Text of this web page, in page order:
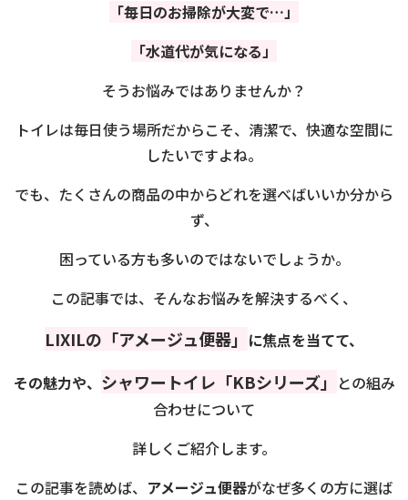
「毎日のお掃除が大変で…」
「水道代が気になる」
そうお悩みではありませんか？
トイレは毎日使う場所だからこそ、清潔で、快適な空間に
したいですよね。
でも、たくさんの商品の中からどれを選べばいいか分から
ず、
困っている方も多いのではないでしょうか。
この記事では、そんなお悩みを解決するべく、
LIXILの「アメージュ便器」 に焦点を当てて、
その魅力や、 シャワートイレ「KBシリーズ」 との組み
合わせについて
詳しくご紹介します。
この記事を読めば、 アメージュ便器がなぜ多くの方に選ば